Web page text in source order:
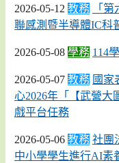
2026-05-12 教務
「
聯感測暨半導體IC科
2026-05-08 學務 114
2026-05-07 教務 國家
心2026年「【武營大
戲平台任務
2026-05-06 教務 社團
中小學學生進行AI素